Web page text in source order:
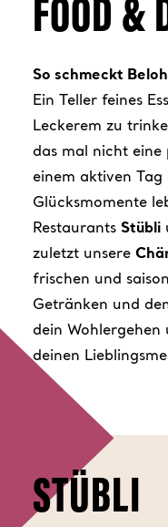
Womens
Early Ski
Sunstar Ski Days
FOOD &
So schmeckt
Ein Teller feines
Leckerem zu
das mal nicht eine
einem aktiven Tag
Glücksmomente
Restaurants Stübli
zuletzt unsere
frischen und
Getränken und
dein Wohlergehen
deinen
STÜBLI